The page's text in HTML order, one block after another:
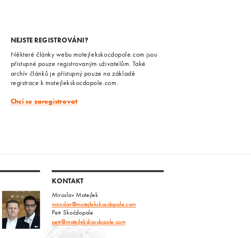
NEJSTE REGISTROVÁNI?
Některé články webu motejlekskocdopole.com jsou
přístupné pouze registrovaným uživatelům. Také
archív článků je přístupný pouze na základě
registrace k motejlekskocdopole.com.
Chci se zaregistrovat
KONTAKT
Miroslav Motejlek
miroslav@motejlekskocdopole.com
Petr Skočdopole
petr@motejlekskocdopole.com